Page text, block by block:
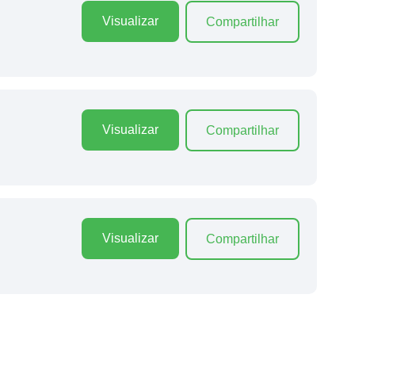
Visualizar Compartilhar
Visualizar Compartilhar
Visualizar Compartilhar